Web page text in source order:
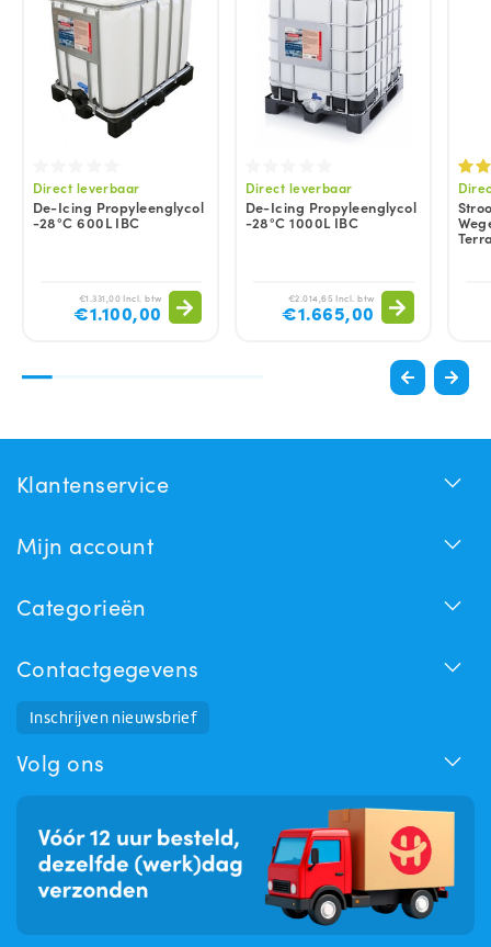
Direct leverbaar
De-Icing Propyleenglycol
-28°C 600L IBC
€1.331,00 Incl. btw
€1.100,00
Direct leverbaar
De-Icing Propyleenglycol
-28°C 1000L IBC
€2.014,65 Incl. btw
€1.665,00
Klantenservice
Mijn account
Categorieën
Contactgegevens
Inschrijven nieuwsbrief
Volg ons